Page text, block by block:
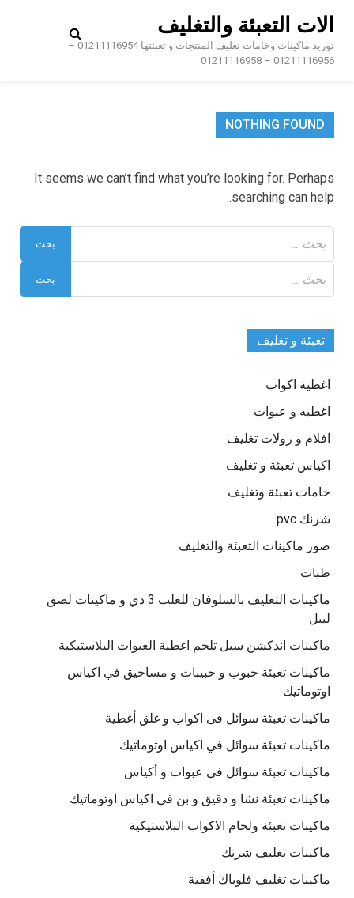
content
الات التعبئة والتغليف
توريد ماكينات وخامات تغليف المنتجات و تعبئتها 01211116954 –
01211116956 – 01211116958
NOTHING FOUND
It seems we can’t find what you’re looking for. Perhaps
searching can help.
عن:
عن:
تعبئة و تغليف
اغطية اكواب
اغطيه و عبوات
افلام و رولات تغليف
اكياس تعبئة و تغليف
خامات تعبئة وتغليف
شرنك pvc
صور ماكينات التعبئة والتغليف
طبات
ماكينات التغليف بالسلوفان للعلب 3 دي و ماكينات لصق
ليبل
ماكينات اندكشن سيل تلحم اغطية العبوات البلاستيكية
ماكينات تعبئة حبوب و حبيبات و مساحيق في اكياس
اوتوماتيك
ماكينات تعبئة سوائل فى اكواب و غلق أغطية
ماكينات تعبئة سوائل في اكياس اوتوماتيك
ماكينات تعبئة سوائل في عبوات و أكياس
ماكينات تعبئة نشا و دقيق و بن في اكياس اوتوماتيك
ماكينات تعبئة ولحام الاكواب البلاستيكية
ماكينات تغليف شرنك
ماكينات تغليف فلوباك أفقية